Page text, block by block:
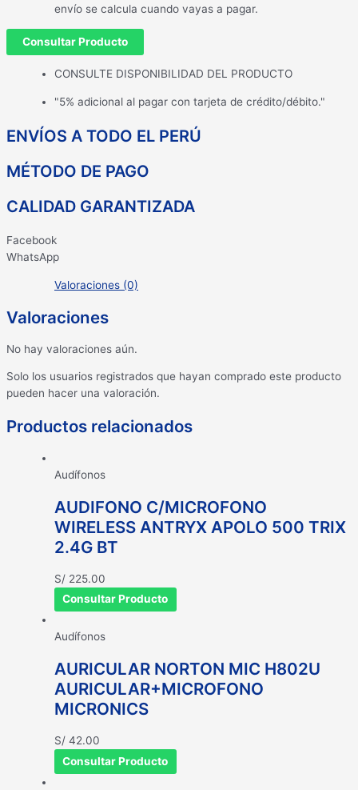
envío se calcula cuando vayas a pagar.
Consultar Producto
CONSULTE DISPONIBILIDAD DEL PRODUCTO
"5% adicional al pagar con tarjeta de crédito/débito."
ENVÍOS A TODO EL PERÚ
MÉTODO DE PAGO
CALIDAD GARANTIZADA
Facebook
WhatsApp
Valoraciones (0)
Valoraciones
No hay valoraciones aún.
Solo los usuarios registrados que hayan comprado este producto
pueden hacer una valoración.
Productos relacionados
Audífonos
AUDIFONO C/MICROFONO
WIRELESS ANTRYX APOLO 500 TRIX
2.4G BT
S/ 225.00
Consultar Producto
Audífonos
AURICULAR NORTON MIC H802U
AURICULAR+MICROFONO
MICRONICS
S/ 42.00
Consultar Producto